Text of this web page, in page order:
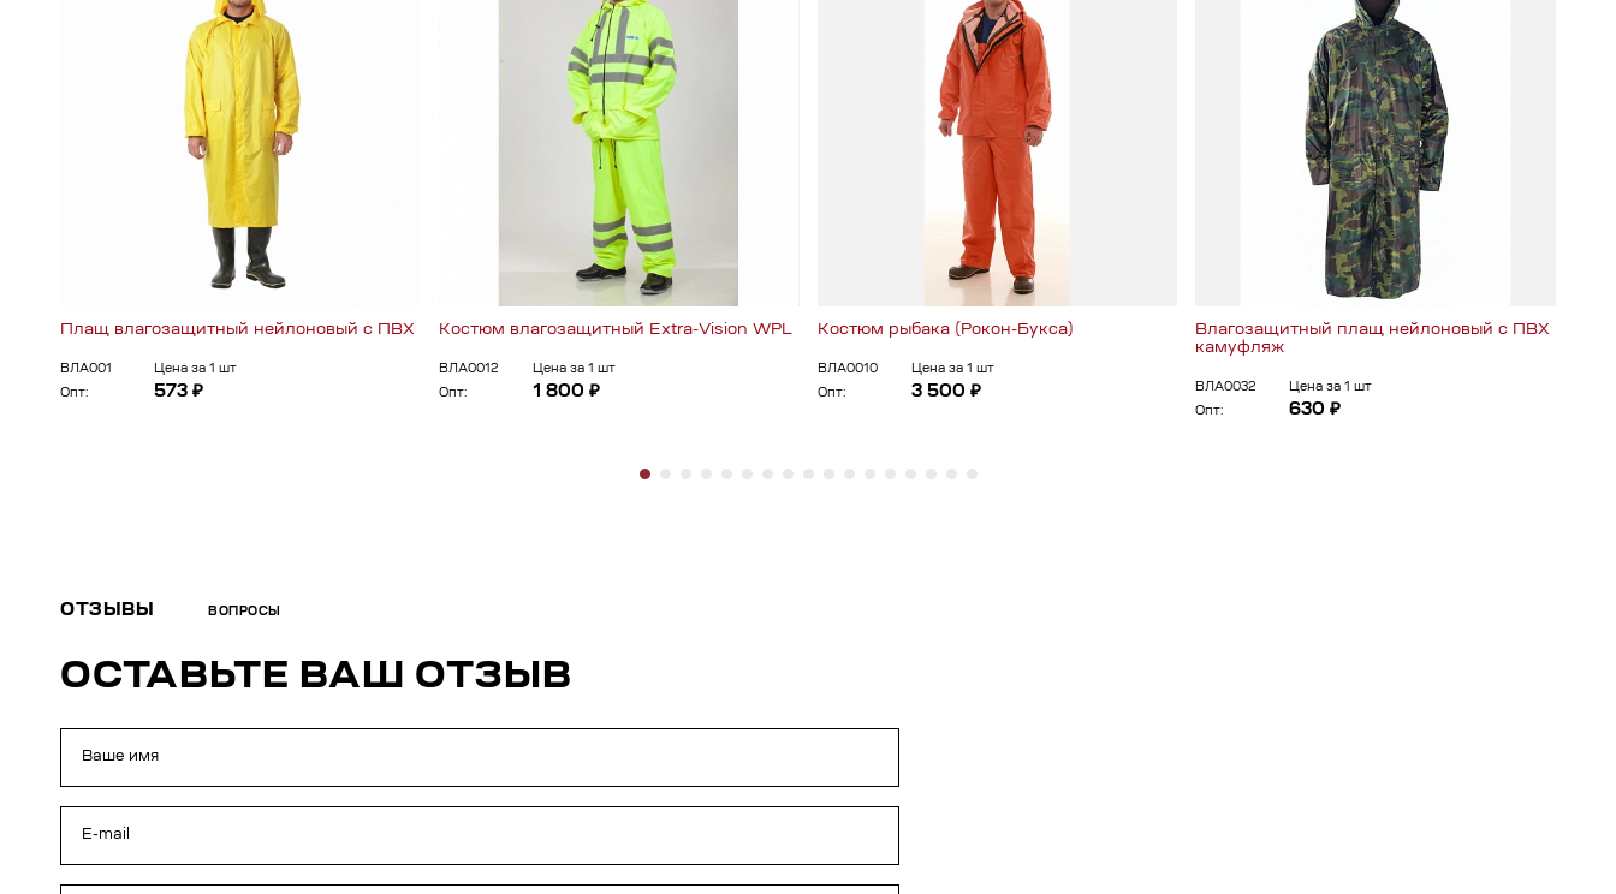
Плащ влагозащитный нейлоновый с ПВХ
ВЛА001
Цена за 1 шт
Опт:
573 ₽
Костюм влагозащитный Extra-Vision WPL
ВЛА0012
Цена за 1 шт
Опт:
1 800 ₽
Костюм рыбака (Рокон-Букса)
ВЛА0010
Цена за 1 шт
Опт:
3 500 ₽
Влагозащитный плащ нейлоновый с ПВХ
камуфляж
ВЛА0032
Цена за 1 шт
Опт:
630 ₽
ОТЗЫВЫ ВОПРОСЫ
ОСТАВЬТЕ ВАШ ОТЗЫВ